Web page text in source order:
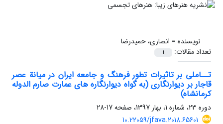
نویسنده = انصاری، حمیدرضا
تعداد مقالات:
1
تــاملی بر تاثیرات تطور فرهنگ و جامعه ایران در میانة عصر
قاجار بر دیوارنگاری (به گواه دیوارنگاره های عمارت صارم الدوله
کرمانشاه)
دوره 23، شماره 1، بهار 1397، صفحه
17-28
10.22059/jfava.2018.65601